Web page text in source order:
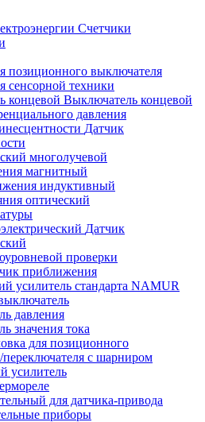
Счетчики
позиционного выключателя
сенсорной техники
Выключатель концевой
давления
Датчик
многолучевой
магнитный
индуктивный
оптический
Датчик
проверки
приближения
усилитель стандарта NAMUR
давления
значения тока
для позиционного
переключателя с шарниром
усилитель
для датчика-привода
приборы